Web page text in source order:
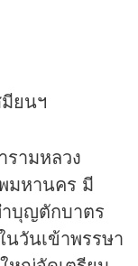
ยนฯ
รามหลวง
มหานคร มี
บุญตักบาตร
วันเข้าพรรษา